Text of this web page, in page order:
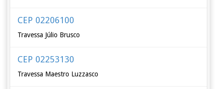
CEP 02206100
Travessa Júlio Brusco
CEP 02253130
Travessa Maestro Luzzasco